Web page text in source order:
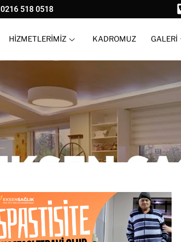
0216 518 0518
HİZMETLERİMİZ KADROMUZ GALERİ